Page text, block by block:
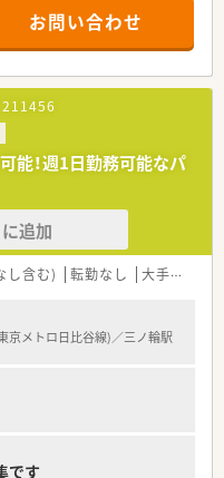
がん剤・TPNの混注業務、薬
活動にも参加し、早い段階か
す。
設備充実しています。
製業務）
配置しています）
（ICT）、栄養サポートチー
症リエゾンチーム（OLS）、糖尿
週20時間以上で社会保険の加
院の経験がない方もご応募可
お問い合わせ
211456
能！週1日勤務可能なパ
追加
し含む) 転勤なし 大手チェーン以外
京メトロ日比谷線)／三ノ輪駅
です